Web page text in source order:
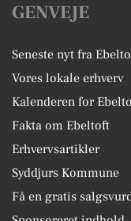
GENVEJE
Seneste nyt fra
Vores lokale erhverv
Kalenderen for
Fakta om Ebeltoft
Erhvervsartikler
Syddjurs Kommune
Få en gratis